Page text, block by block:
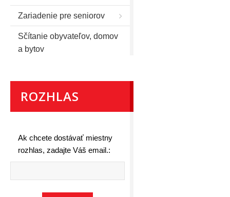
Zariadenie pre seniorov
Sčítanie obyvateľov, domov
a bytov
ROZHLAS
Ak chcete dostávať miestny
rozhlas, zadajte Váš email.: